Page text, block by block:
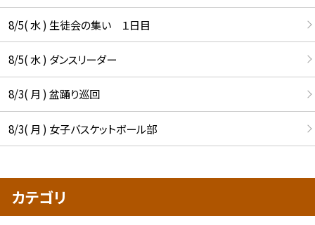
8/5( 水 ) 生徒会の集い １日目
8/5( 水 ) ダンスリーダー
8/3( 月 ) 盆踊り巡回
8/3( 月 ) 女子バスケットボール部
カテゴリ